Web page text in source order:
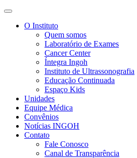
O Instituto
Quem somos
Laboratório de Exames
Cancer Center
Íntegra Ingoh
Instituto de Ultrassonografia
Educação Continuada
Espaço Kids
Unidades
Equipe Médica
Convênios
Notícias INGOH
Contato
Fale Conosco
Canal de Transparência